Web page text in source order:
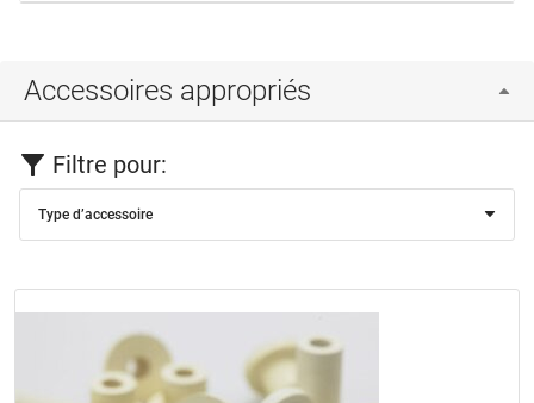
Accessoires appropriés
Filtre pour:
Type d’accessoire